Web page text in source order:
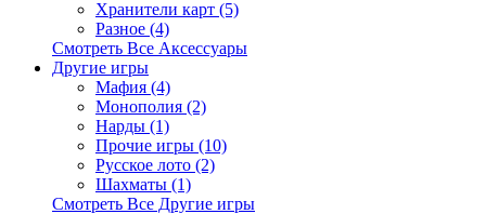
Хранители карт (5)
Разное (4)
Смотреть Все Аксессуары
Другие игры
Мафия (4)
Монополия (2)
Нарды (1)
Прочие игры (10)
Русское лото (2)
Шахматы (1)
Смотреть Все Другие игры